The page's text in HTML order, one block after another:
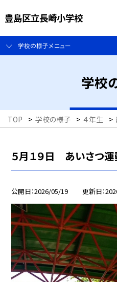
豊島区立長崎小学校
学校の様子メニュー
学校
TOP > 学校の様子 > ４年生 >
５月１９日 あいさつ運
公開日 2026/05/19 更新日